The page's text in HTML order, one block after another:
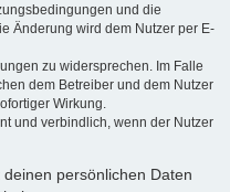
und die
Änderung wird dem Nutzer per E-
zu widersprechen. Im Falle
dem Betreiber und dem Nutzer
Wirkung.
und verbindlich, wenn der Nutzer
persönlichen Daten